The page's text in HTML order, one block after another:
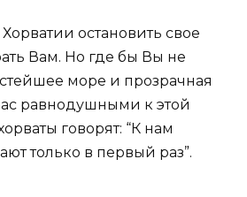
остановить свое
Вам. Но где бы Вы не
море и прозрачная
равнодушными к этой
говорят: “К нам
только в первый раз”.